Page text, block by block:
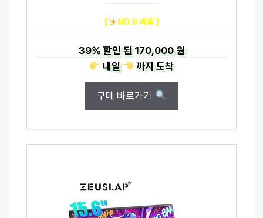
[ NO.9 제품 ]
39%할인 된170,000 원
내일
까지도착
구매 바로가기